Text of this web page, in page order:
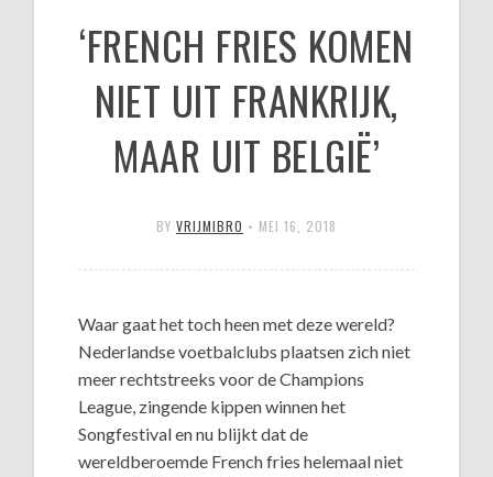
‘FRENCH FRIES KOMEN
NIET UIT FRANKRIJK,
MAAR UIT BELGIË’
BY VRIJMIBRO • MEI 16, 2018
Waar gaat het toch heen met deze wereld?
Nederlandse voetbalclubs plaatsen zich niet
meer rechtstreeks voor de Champions
League, zingende kippen winnen het
Songfestival en nu blijkt dat de
wereldberoemde French fries helemaal niet